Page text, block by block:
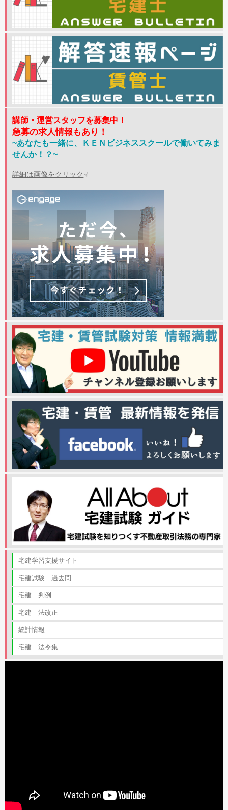
講師・運営スタッフを募集中！
急募の求人情報もあり！
~あなたも一緒に、ＫＥＮビジネススクールで働いてみま
せんか！？~
詳細は画像をクリック☟
宅建学習支援サイト
宅建試験 過去問
宅建 判例
宅建 法改正
統計情報
宅建 法令集